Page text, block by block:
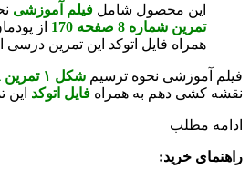
این محصول شامل فیلم آموزشی
تمرین شماره 8 صفحه 170
از
همراه فایل اتوکد این تمرین
فیلم آموزشی نحوه ترسیم شکل ۱ تمرین ۸ صفحه ۱۷۰
نقشه کشی دهم به همراه فایل اتوکد این
ادامه مطلب
راهنمای خرید: